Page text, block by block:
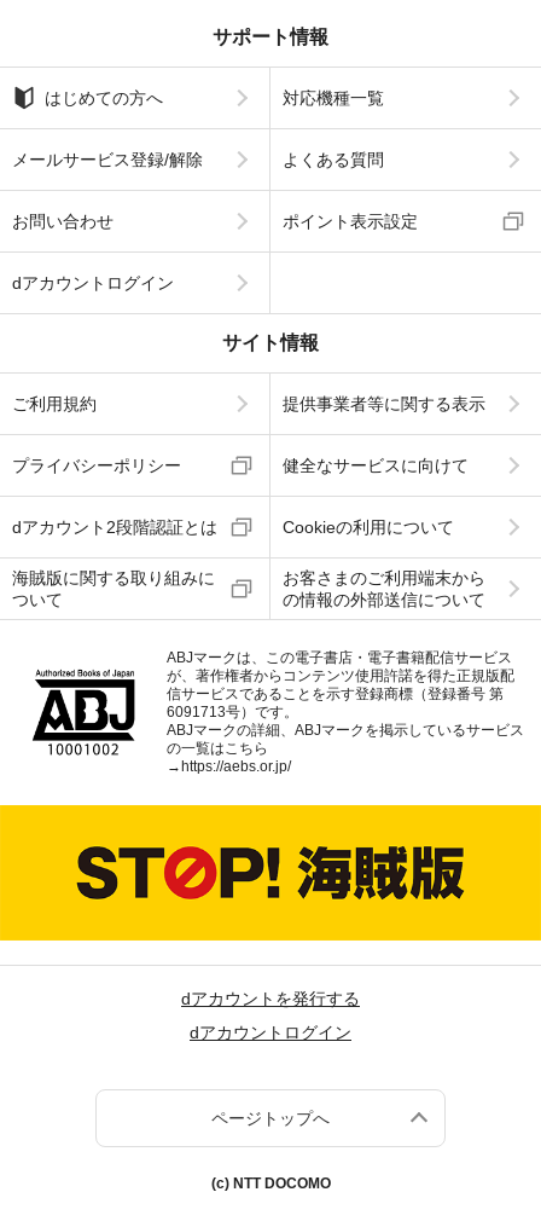
サポート情報
はじめての方へ 対応機種一覧
メールサービス登録/解除 よくある質問
お問い合わせ ポイント表示設定
dアカウントログイン
サイト情報
ご利用規約 提供事業者等に関する表示
プライバシーポリシー 健全なサービスに向けて
dアカウント2段階認証とは Cookieの利用について
海賊版に関する取り組みに
ついて
お客さまのご利用端末から
の情報の外部送信について
ABJマークは、この電子書店・電子書籍配信サービス
が、著作権者からコンテンツ使用許諾を得た正規版配
信サービスであることを示す登録商標（登録番号 第
6091713号）です。
ABJマークの詳細、ABJマークを掲示しているサービス
の一覧はこちら
→ https://aebs.or.jp/
dアカウントを発行する
dアカウントログイン
ページトップへ
(c) NTT DOCOMO